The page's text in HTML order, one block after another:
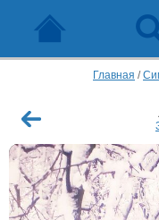
Главная /